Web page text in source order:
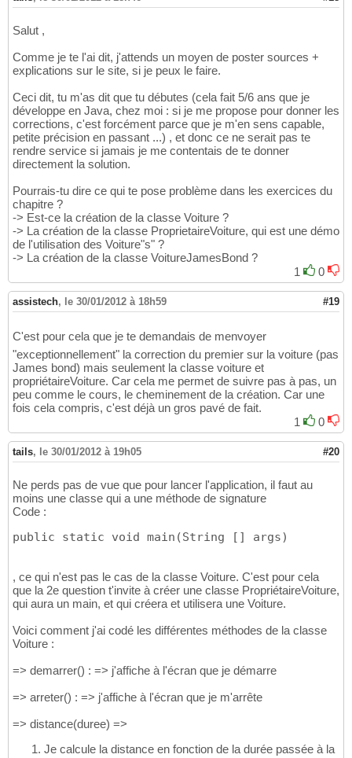
Salut ,
Comme je te l'ai dit, j'attends un moyen de poster sources +
explications sur le site, si je peux le faire.
Ceci dit, tu m'as dit que tu débutes (cela fait 5/6 ans que je
développe en Java, chez moi : si je me propose pour donner les
corrections, c'est forcément parce que je m'en sens capable,
petite précision en passant ...) , et donc ce ne serait pas te
rendre service si jamais je me contentais de te donner
directement la solution.
Pourrais-tu dire ce qui te pose problème dans les exercices du
chapitre ?
-> Est-ce la création de la classe Voiture ?
-> La création de la classe ProprietaireVoiture, qui est une démo
de l'utilisation des Voiture"s" ?
-> La création de la classe VoitureJamesBond ?
1
0
assistech, le 30/01/2012 à 18h59 #19
C'est pour cela que je te demandais de menvoyer
"exceptionnellement" la correction du premier sur la voiture (pas
James bond) mais seulement la classe voiture et
propriétaireVoiture. Car cela me permet de suivre pas à pas, un
peu comme le cours, le cheminement de la création. Car une
fois cela compris, c'est déjà un gros pavé de fait.
1
0
tails, le 30/01/2012 à 19h05 #20
Ne perds pas de vue que pour lancer l'application, il faut au
moins une classe qui a une méthode de signature
Code :
public static void main(String [] args)
, ce qui n'est pas le cas de la classe Voiture. C'est pour cela
que la 2e question t'invite à créer une classe PropriétaireVoiture,
qui aura un main, et qui créera et utilisera une Voiture.
Voici comment j'ai codé les différentes méthodes de la classe
Voiture :
=> demarrer() : => j'affiche à l'écran que je démarre
=> arreter() : => j'affiche à l'écran que je m'arrête
=> distance(duree) =>
Je calcule la distance en fonction de la durée passée à la